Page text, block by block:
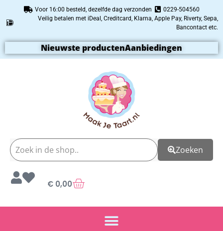
Voor 16:00 besteld, dezelfde dag verzonden
0229-504560
Veilig betalen met iDeal, Creditcard, Klarna, Apple Pay, Riverty, Sepa,
Bancontact etc.
Nieuwste productenAanbiedingen
Zoeken
€ 0,00